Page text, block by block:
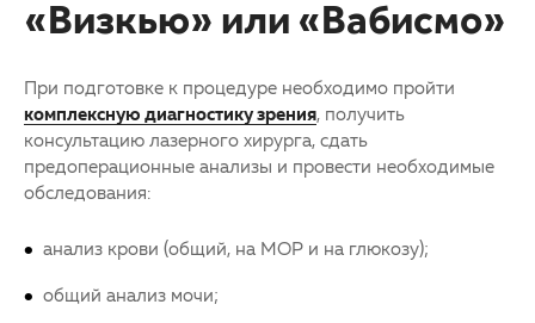
«Визкью» или «Вабисмо»
При подготовке к процедуре необходимо пройти
комплексную диагностику зрения, получить
консультацию лазерного хирурга, сдать
предоперационные анализы и провести необходимые
обследования:
анализ крови (общий, на МОР и на глюкозу);
общий анализ мочи;